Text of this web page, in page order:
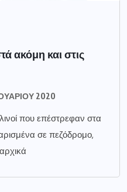
ακόμη και στις
2020
που επέστρεφαν στα
σε πεζόδρομο,